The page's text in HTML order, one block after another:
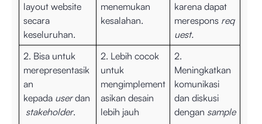
layout website
secara
keseluruhan.
menemukan
kesalahan.
karena dapat
merespons req
uest.
2. Bisa untuk
merepresentasik
an
kepada userdan
stakeholder.
2. Lebih cocok
untuk
mengimplement
asikan desain
lebih jauh
2.
Meningkatkan
komunikasi
dan diskusi
dengan sample